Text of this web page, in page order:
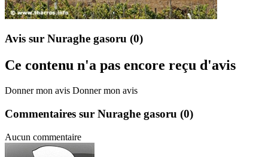
Avis sur Nuraghe gasoru (0)
Ce contenu n'a pas encore reçu d'avis
Donner mon avis Donner mon avis
Commentaires sur Nuraghe gasoru (0)
Aucun commentaire